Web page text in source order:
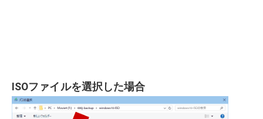
ISOファイルを選択した場合